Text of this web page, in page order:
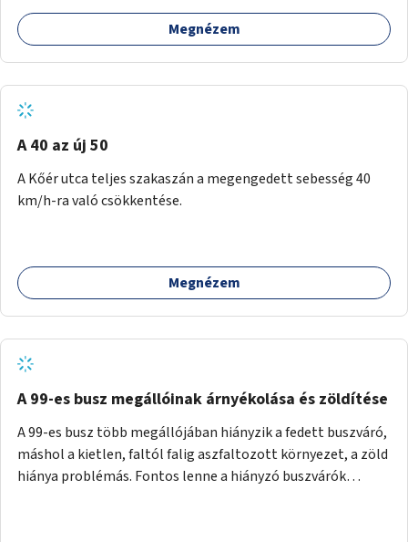
szintű növényzettel, öntözőrendszerrel, esetleg
valamilyen vizes attrakcióval ami végfut mind az 500m-en.
Megnézem
A 40 az új 50
A Kőér utca teljes szakaszán a megengedett sebesség 40
km/h-ra való csökkentése.
Megnézem
A 99-es busz megállóinak árnyékolása és zöldítése
A 99-es busz több megállójában hiányzik a fedett buszváró,
máshol a kietlen, faltól falig aszfaltozott környezet, a zöld
hiánya problémás. Fontos lenne a hiányzó buszvárók